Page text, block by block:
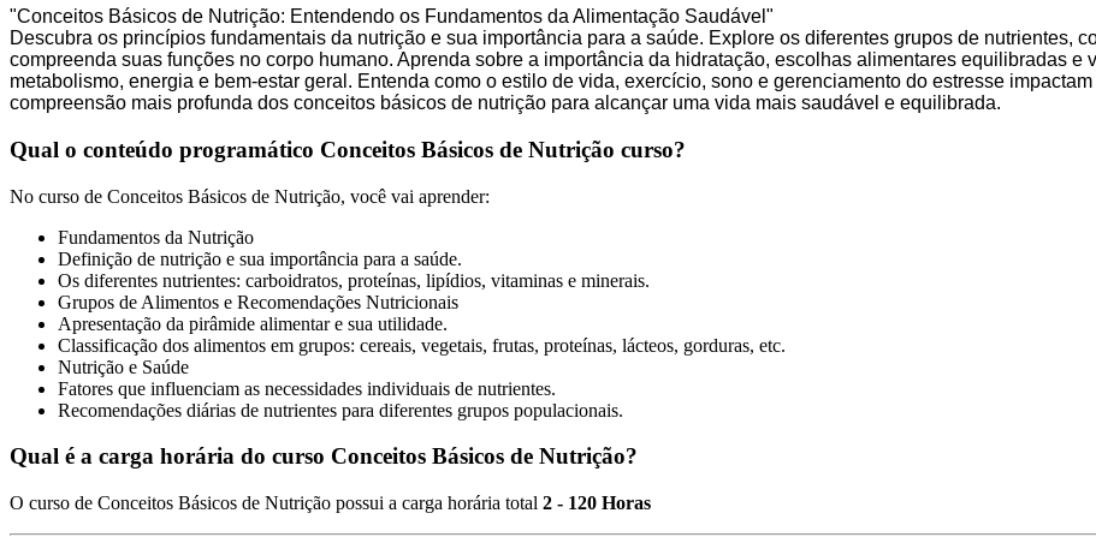
"Conceitos Básicos de Nutrição: Entendendo os Fundamentos da Alimentação Saudável"
Descubra os princípios fundamentais da nutrição e sua importância para a saúde. Explore os diferentes grupos de nutrientes,
compreenda suas funções no corpo humano. Aprenda sobre a importância da hidratação, escolhas alimentares equilibradas
metabolismo, energia e bem-estar geral. Entenda como o estilo de vida, exercício, sono e gerenciamento do estresse
compreensão mais profunda dos conceitos básicos de nutrição para alcançar uma vida mais saudável e equilibrada.
Qual o conteúdo programático Conceitos Básicos de Nutrição curso?
No curso de Conceitos Básicos de Nutrição, você vai aprender:
Fundamentos da Nutrição
Definição de nutrição e sua importância para a saúde.
Os diferentes nutrientes: carboidratos, proteínas, lipídios, vitaminas e minerais.
Grupos de Alimentos e Recomendações Nutricionais
Apresentação da pirâmide alimentar e sua utilidade.
Classificação dos alimentos em grupos: cereais, vegetais, frutas, proteínas, lácteos, gorduras, etc.
Nutrição e Saúde
Fatores que influenciam as necessidades individuais de nutrientes.
Recomendações diárias de nutrientes para diferentes grupos populacionais.
Qual é a carga horária do curso Conceitos Básicos de Nutrição?
O curso de Conceitos Básicos de Nutrição possui a carga horária total 2 - 120 Horas